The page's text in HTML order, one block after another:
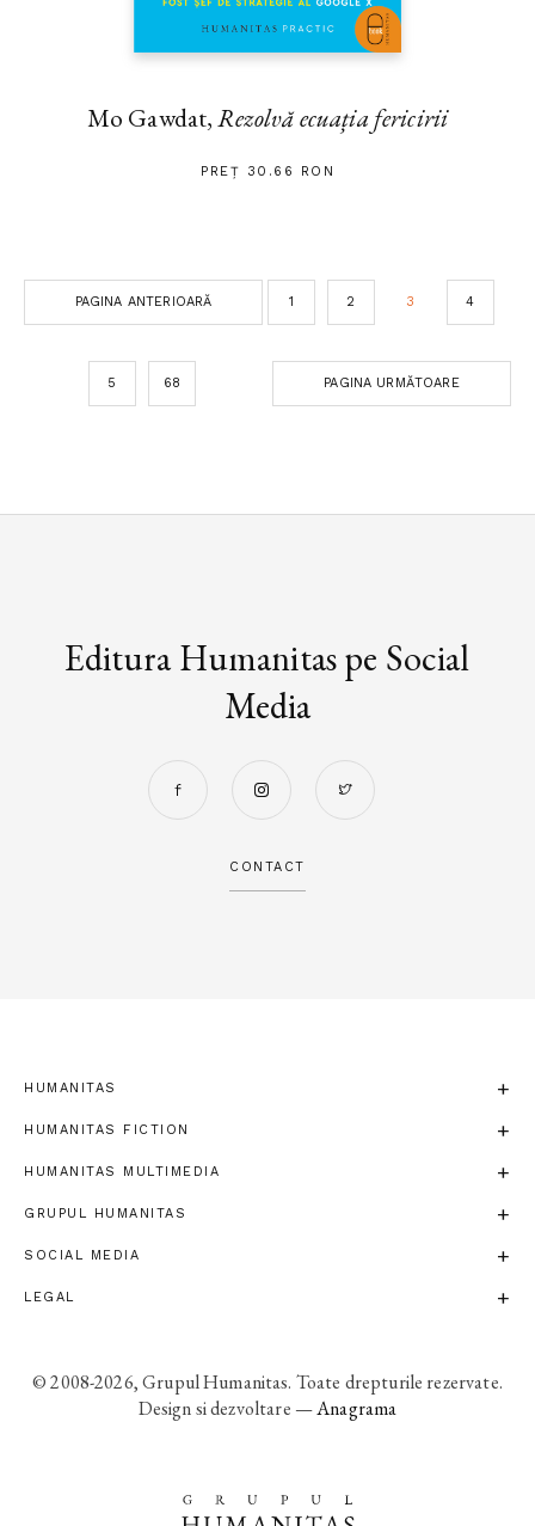
Mo Gawdat,Rezolvă ecuația fericirii
PREȚ 30.66 RON
PAGINA ANTERIOARĂ 1 2 3 4
5 PAGINA URMĂTOARE
68
Editura Humanitas pe Social
Media
CONTACT
HUMANITAS
HUMANITAS FICTION
HUMANITAS MULTIMEDIA
GRUPUL HUMANITAS
SOCIAL MEDIA
LEGAL
© 2008-2026, Grupul Humanitas. Toate drepturile rezervate.
Design si dezvoltare —Anagrama